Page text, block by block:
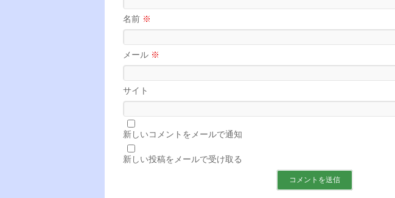
名前 ※
メール ※
サイト
新しいコメントをメールで通知
新しい投稿をメールで受け取る